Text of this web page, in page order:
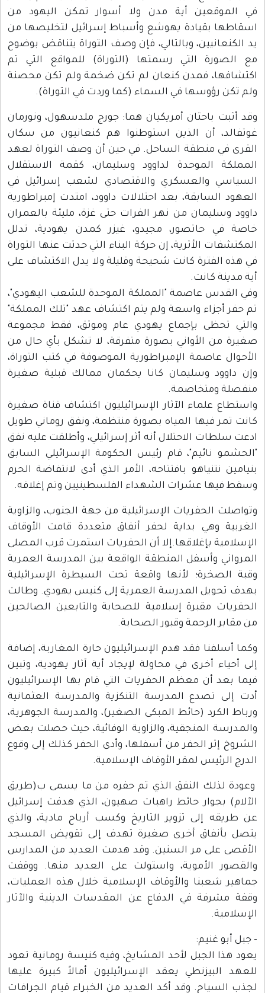
في الموقعين أية مدن ولا أسوار تمكن اليهود من
اسقاطها بقيادة يهوشع وأسباط إسرائيل لتخليصها من
يد الكنعانيين، وبالتالي، فإن وصف التوراة يتناقض بوضوح
مع الصورة التي رسمتها (التوراة) للمواقع التي تم
اكتشافها، فمدن كنعان لم تكن ضخمة ولم تكن محصنة
ولم تكن رؤوسها في السماء (كما وردت في التوراة).
وقد أثبت باحثان أمريكيان هما: جورج ملدسهول، ونورمان
غوتفالد، أن الذين استوطنوا هم كنعانيون من سكان
القرى في منطقة الساحل. في حين أن وصف التوراة لعهد
المملكة الموحدة لداوود وسليمان، كقمة الاستقلال
السياسي والعسكري والاقتصادي لشعب إسرائيل في
العهود السابقة، بعد احتلالات داوود، امتدت إمبراطورية
داوود وسليمان من نهر الفرات حتى غزة، مليئة بالعمران
خاصة في حاتصور، مجيدو، غيزر كمدن يهودية، تدلل
المكتشفات الأثرية، إن حركة البناء التي حدثت عنها التوراة
في هذه الفترة كانت شحيحة وقليلة ولا يدل الاكتشاف على
أية مدينة كانت.
وفي القدس عاصمة "المملكة الموحدة للشعب اليهودي"،
تم حفر أجزاء واسعة ولم يتم اكتشاف عهد "تلك المملكة"
والتي تحظى بإجماع يهودي عام وموثق، فقط مجموعة
صغيرة من الأواني بصورة متفرقة، لا تشكل بأي حال من
الأحوال عاصمة الإمبراطورية الموصوفة في كتب التوراة،
وإن داوود وسليمان كانا يحكمان ممالك قبلية صغيرة
منفصلة ومتخاصمة.
واستطاع علماء الآثار الإسرائيليون اكتشاف قناة صغيرة
كانت تمر فيها المياه بصورة منتظمة، ونفق روماني طويل
ادعت سلطات الاحتلال أنه أثر إسرائيلي، وأطلقت عليه نفق
"الحشمو نائيم"، قام رئيس الحكومة الإسرائيلي السابق
بنيامين نتنياهو بافتتاحه، الأمر الذي أدى لانتفاضة الحرم
وسقط فيها عشرات الشهداء الفلسطينيين وتم إغلاقه.
وتواصلت الحفريات الإسرائيلية من جهة الجنوب، والزاوية
الغربية وهي بداية لحفر أنفاق متعددة قامت الأوقاف
الإسلامية بإغلاقها.إلا أن الحفريات استمرت قرب المصلى
المرواني وأسفل المنطقة الواقعة بين المدرسة العمرية
وقبة الصخرة؛ لأنها واقعة تحت السيطرة الإسرائيلية
بهدف تحويل المدرسة العمرية إلى كنيس يهودي. وطالت
الحفريات مقبرة إسلامية للصحابة والتابعين الصالحين
من مقابر الرحمة وقبور الصحابة.
وكما أسلفنا فقد هدم الإسرائيليون حارة المغاربة، إضافة
إلى أحياء أخرى في محاولة لإيجاد أية آثار يهودية، وتبين
فيما بعد أن معظم الحفريات التي قام بها الإسرائيليون
أدت إلى تصدع المدرسة التنكزية والمدرسة العثمانية
ورباط الكرد (حائط المبكى الصغير)، والمدرسة الجوهرية،
والمدرسة المنجقية، والزاوية الوفائية، حيث حصلت بعض
الشروخ إثر الحفر من أسفلها، وأدى الحفر كذلك إلى وقوع
الدرج الرئيس لمقر الأوقاف الإسلامية.
وعودة لذلك النفق الذي تم حفره من ما يسمى ب(طريق
الآلام) بجوار حائط راهبات صهيون، الذي هدفت إسرائيل
عن طريقه إلى تزوير التاريخ وكسب أرباح مادية، والذي
يتصل بأنفاق أخرى صغيرة تهدف إلى تقويض المسجد
الأقصى على مر السنين. وقد هدمت العديد من المدارس
والقصور الأموية، واستولت على العديد منها. ووقفت
جماهير شعبنا والأوقاف الإسلامية خلال هذه العمليات،
وقفة مشرفة في الدفاع عن المقدسات الدينية والآثار
الإسلامية.
- جبل أبو غنيم:
يعود هذا الجبل لأحد المشايخ، وفيه كنيسة رومانية تعود
للعهد البيزنطي يعقد الإسرائيليون أمالاً كبيرة عليها
لجذب السياح. وقد أكد العديد من الخبراء قيام الجرافات